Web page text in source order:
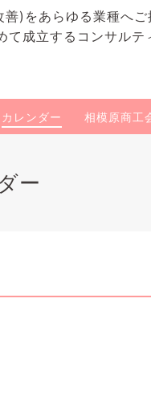
)をあらゆる業種へご
成立するコンサル
カレンダー 相模原商工
ー